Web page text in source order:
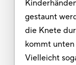
gestaunt
die Knete
kommt unten
Vielleicht